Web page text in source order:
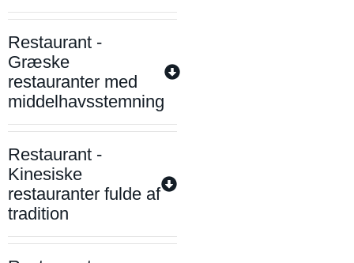
Restaurant -
Græske
restauranter med
middelhavsstemning
Restaurant -
Kinesiske
restauranter fulde af
tradition